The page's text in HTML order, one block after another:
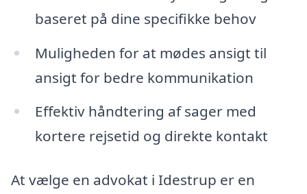
baseret på dine specifikke behov
Muligheden for at mødes ansigt til
ansigt for bedre kommunikation
Effektiv håndtering af sager med
kortere rejsetid og direkte kontakt
At vælge en advokat i Idestrup er en